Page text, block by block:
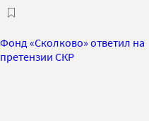
Фонд «Сколково» ответил на
претензии СКР